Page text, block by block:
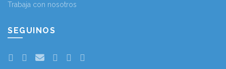
Trabaja con nosotros
SEGUINOS